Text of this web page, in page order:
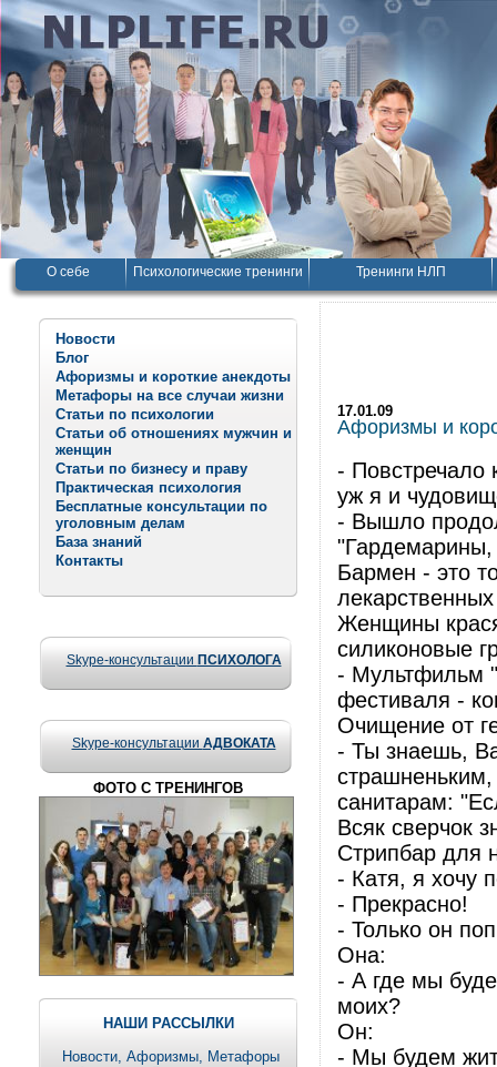
О себе Психологические тренинги Тренинги НЛП
Новости
Блог
Афоризмы и короткие анекдоты
Метафоры на все случаи жизни
Статьи по психологии
Статьи об отношениях мужчин и
женщин
Статьи по бизнесу и праву
Практическая психология
Бесплатные консультации по
уголовным делам
База знаний
Контакты
Skype-консультации ПСИХОЛОГА
Skype-консультации АДВОКАТА
ФОТО С ТРЕНИНГОВ
НАШИ РАССЫЛКИ
Новости, Aфоризмы, Метафоры
17.01.09
Афоризмы и
- Повстречало
уж я и
- Вышло
Бармен - это
Женщины
силиконовые
- Мультфильм
фестиваля -
Очищение от
- Ты знаешь,
страшненьким,
санитарам:
Всяк сверчок
Стрипбар для
- Катя, я хочу
- Прекрасно!
- Только он
Она:
- А где мы
моих?
Он:
- Мы будем